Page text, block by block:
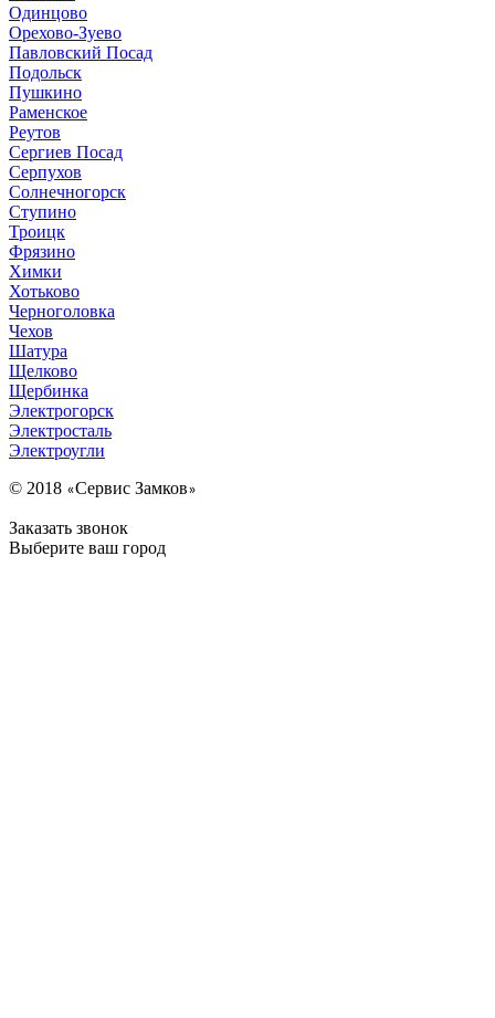
Одинцово
Орехово-Зуево
Павловский Посад
Подольск
Пушкино
Раменское
Реутов
Сергиев Посад
Серпухов
Солнечногорск
Ступино
Троицк
Фрязино
Химки
Хотьково
Черноголовка
Чехов
Шатура
Щелково
Щербинка
Электрогорск
Электросталь
Электроугли
© 2018 «Сервис Замков»
Заказать звонок
Выберите ваш город